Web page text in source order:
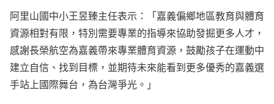
阿里山國中小王昱臻主任表示：「嘉義偏鄉地區教育與體育
資源相對有限，特別需要專業的指導來協助發掘更多人才，
感謝長榮航空為嘉義帶來專業體育資源，鼓勵孩子在運動中
建立自信、找到目標，並期待未來能看到更多優秀的嘉義選
手站上國際舞台，為台灣爭光。」